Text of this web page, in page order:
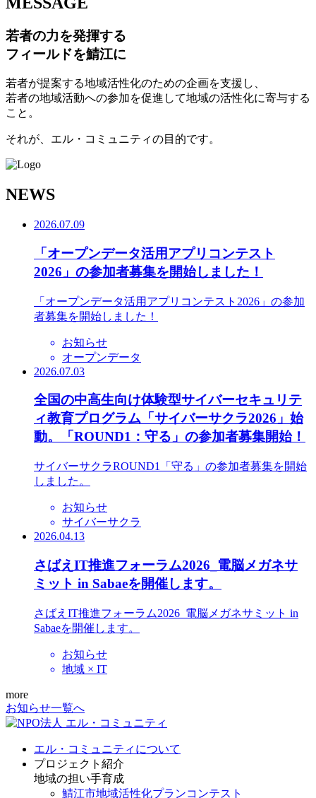
若者の力を発揮する
フィールドを鯖江に
若者が提案する地域活性化のための企画を支援し、
若者の地域活動への参加を促進して地域の活性化に寄与する
こと。
それが、エル・コミュニティの目的です。
NEWS
2026.07.09
「オープンデータ活用アプリコンテスト
2026」の参加者募集を開始しました！
「オープンデータ活用アプリコンテスト2026」の参加
者募集を開始しました！
お知らせ
オープンデータ
2026.07.03
全国の中高生向け体験型サイバーセキュリテ
ィ教育プログラム「サイバーサクラ2026」始
動。「ROUND1：守る」の参加者募集開始！
サイバーサクラROUND1「守る」の参加者募集を開始
しました。
お知らせ
サイバーサクラ
2026.04.13
さばえIT推進フォーラム2026_電脳メガネサ
ミット in Sabaeを開催します。
さばえIT推進フォーラム2026_電脳メガネサミット in
Sabaeを開催します。
お知らせ
地域 × IT
more
お知らせ一覧へ
エル・コミュニティについて
プロジェクト紹介
地域の担い手育成
鯖江市地域活性化プランコンテスト